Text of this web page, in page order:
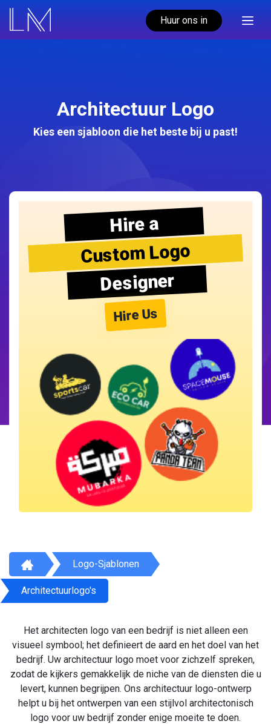
Huur ons in
Architectuur Logo
Kies een sjabloon die het beste bij u past!
Hire a
Custom Logo
Designer
Hire Us
Logo-Sjablonen
Architectuurlogo's
Het architecten logo van een bedrijf is niet alleen een
visueel symbool; het definieert de aard en het doel van het
bedrijf. Uw architectuur logo moet voor zichzelf spreken,
zodat de kijkers gemakkelijk de niche van de diensten die u
levert, kunnen begrijpen. Ons architectuur logo-ontwerp
helpt u bij het ontwerpen van een stijlvol architectonisch
logo voor uw bedrijf zonder enige moeite te doen.